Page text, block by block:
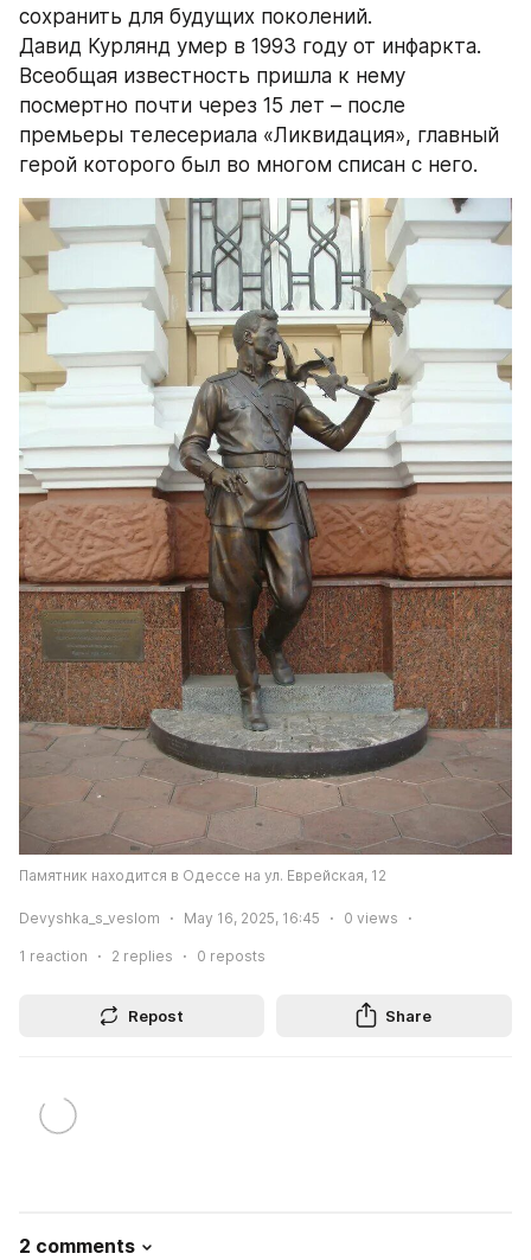
сохранить для будущих поколений.
Давид Курлянд умер в 1993 году от инфаркта.
Всеобщая известность пришла к нему
посмертно почти через 15 лет – после
премьеры телесериала «Ликвидация», главный
герой которого был во многом списан с него.
Памятник находится в Одессе на ул. Еврейская, 12
Devyshka_s_veslom May 16, 2025, 16:45 0 views
1 reaction 2 replies 0 reposts
Repost Share
2 comments